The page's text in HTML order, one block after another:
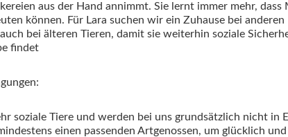
aus der Hand annimmt. Sie lernt immer mehr, dass
können. Für Lara suchen wir ein Zuhause bei anderen
bei älteren Tieren, damit sie weiterhin soziale
findet
soziale Tiere und werden bei uns grundsätzlich nicht in
einen passenden Artgenossen, um glücklich und